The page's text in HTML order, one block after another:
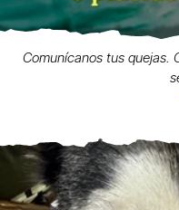
Comunícanos tus quejas.